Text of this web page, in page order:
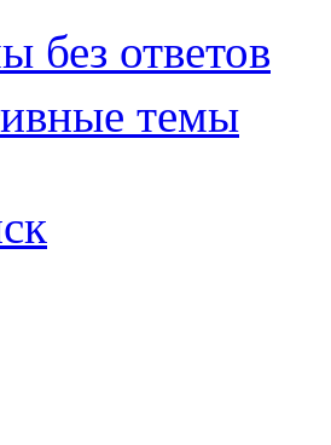
без ответов
темы